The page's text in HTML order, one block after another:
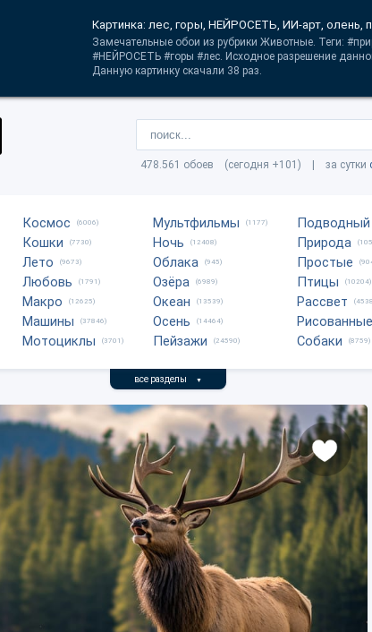
Картинка: лес, горы, НЕЙРОСЕТЬ, ИИ-арт, олень,
Замечательные обои из рубрики Животные. Теги:
#НЕЙРОСЕТЬ #горы #лес. Исходное разрешение
Данную картинку скачали 38 раз.
478.561 обоев (сегодня +101) | за сутки
Космос (6006)
Кошки (7730)
Лето (9673)
Любовь (1791)
Макро (12625)
Машины (37846)
Мотоциклы (3701)
Мультфильмы (1177)
Ночь (12408)
Облака (945)
Озёра (6989)
Океан (13539)
Осень (14464)
Пейзажи (24590)
Подводный
Природа
Простые
Птицы (10204)
Рассвет
Рисованные
Собаки (8759)
все разделы ▼